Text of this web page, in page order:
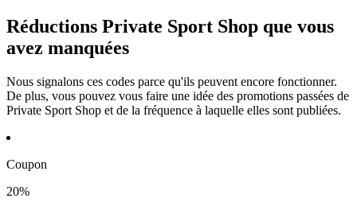
Réductions Private Sport Shop que vous
avez manquées
Nous signalons ces codes parce qu'ils peuvent encore fonctionner.
De plus, vous pouvez vous faire une idée des promotions passées de
Private Sport Shop et de la fréquence à laquelle elles sont publiées.
Coupon
20%